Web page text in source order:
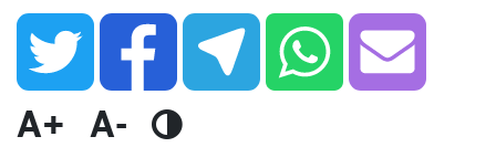
A+ A-